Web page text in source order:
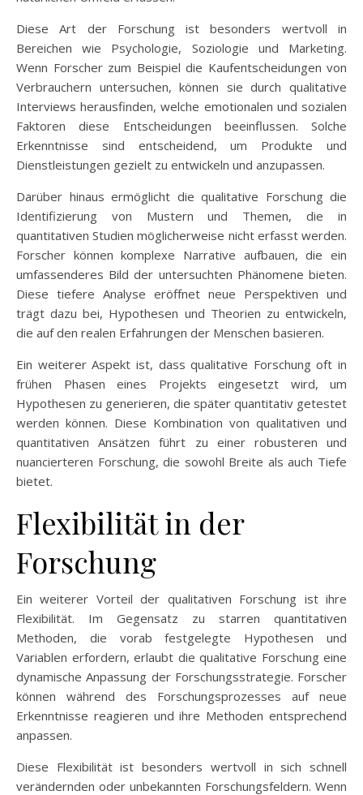
Diese Art der Forschung ist besonders wertvoll in
Bereichen wie Psychologie, Soziologie und Marketing.
Wenn Forscher zum Beispiel die Kaufentscheidungen von
Verbrauchern untersuchen, können sie durch qualitative
Interviews herausfinden, welche emotionalen und sozialen
Faktoren diese Entscheidungen beeinflussen. Solche
Erkenntnisse sind entscheidend, um Produkte und
Dienstleistungen gezielt zu entwickeln und anzupassen.
Darüber hinaus ermöglicht die qualitative Forschung die
Identifizierung von Mustern und Themen, die in
quantitativen Studien möglicherweise nicht erfasst werden.
Forscher können komplexe Narrative aufbauen, die ein
umfassenderes Bild der untersuchten Phänomene bieten.
Diese tiefere Analyse eröffnet neue Perspektiven und
trägt dazu bei, Hypothesen und Theorien zu entwickeln,
die auf den realen Erfahrungen der Menschen basieren.
Ein weiterer Aspekt ist, dass qualitative Forschung oft in
frühen Phasen eines Projekts eingesetzt wird, um
Hypothesen zu generieren, die später quantitativ getestet
werden können. Diese Kombination von qualitativen und
quantitativen Ansätzen führt zu einer robusteren und
nuancierteren Forschung, die sowohl Breite als auch Tiefe
bietet.
Flexibilität in der
Forschung
Ein weiterer Vorteil der qualitativen Forschung ist ihre
Flexibilität. Im Gegensatz zu starren quantitativen
Methoden, die vorab festgelegte Hypothesen und
Variablen erfordern, erlaubt die qualitative Forschung eine
dynamische Anpassung der Forschungsstrategie. Forscher
können während des Forschungsprozesses auf neue
Erkenntnisse reagieren und ihre Methoden entsprechend
anpassen.
Diese Flexibilität ist besonders wertvoll in sich schnell
verändernden oder unbekannten Forschungsfeldern. Wenn